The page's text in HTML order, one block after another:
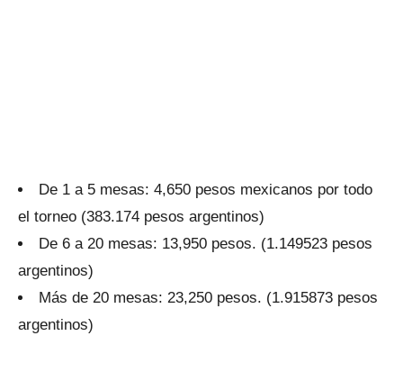
De 1 a 5 mesas: 4,650 pesos mexicanos por todo
el torneo (383.174 pesos argentinos)
De 6 a 20 mesas: 13,950 pesos. (1.149523 pesos
argentinos)
Más de 20 mesas: 23,250 pesos. (1.915873 pesos
argentinos)